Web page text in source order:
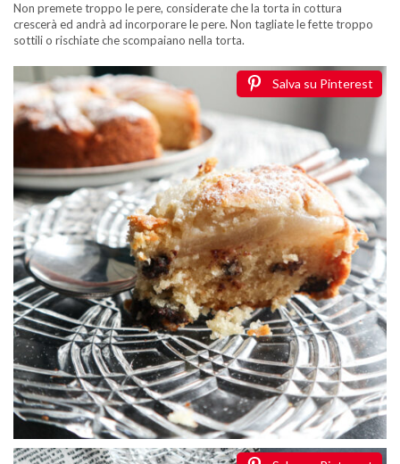
Non premete troppo le pere, considerate che la torta in cottura
crescerà ed andrà ad incorporare le pere. Non tagliate le fette troppo
sottili o rischiate che scompaiano nella torta.
Salva su Pinterest